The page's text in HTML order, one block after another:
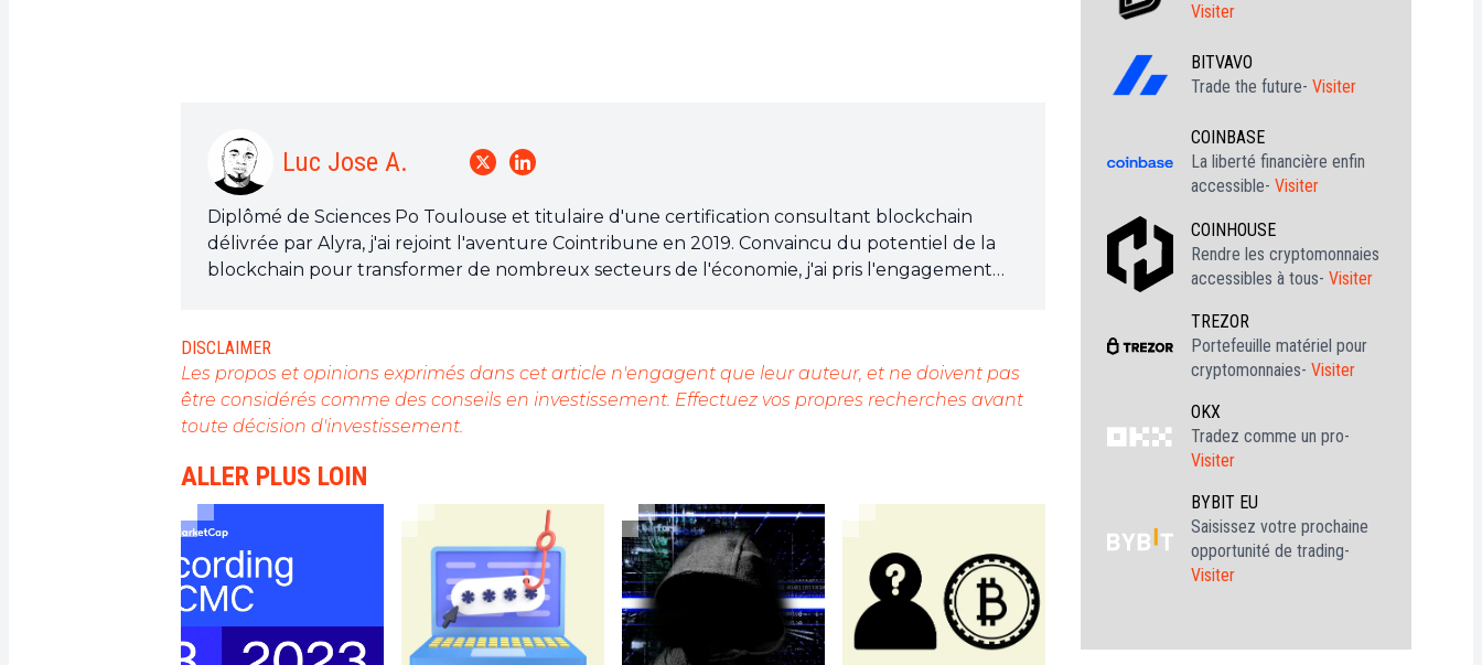
Luc Jose A.
Diplômé de Sciences Po Toulouse et titulaire d'une certification consultant blockchain
délivrée par Alyra, j'ai rejoint l'aventure Cointribune en 2019. Convaincu du potentiel de la
blockchain pour transformer de nombreux secteurs de l'économie, j'ai pris l'engagement
opportunités qu'elle offre. Je m'efforce chaque jour de fournir une analyse objective de
l'actualité, de décrypter les tendances du marché, de relayer les dernières innovations
technologiques et de mettre en perspective les enjeux économiques et sociétaux de cette
révolution en marche.
DISCLAIMER
Les propos et opinions exprimés dans cet article n'engagent que leur auteur, et ne doivent pas
être considérés comme des conseils en investissement. Effectuez vos propres recherches avant
toute décision d'investissement.
ALLER PLUS LOIN
Visiter
BITVAVO
Trade the future- Visiter
COINBASE
La liberté financière enfin
accessible- Visiter
COINHOUSE
Rendre les cryptomonnaies
accessibles à tous- Visiter
TREZOR
Portefeuille matériel pour
cryptomonnaies- Visiter
OKX
Tradez comme un pro-
Visiter
BYBIT EU
Saisissez votre prochaine
opportunité de trading-
Visiter